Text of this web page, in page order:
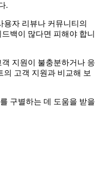
.
자 리뷰나 커뮤니티의
백이 많다면 피해야 합니
지원이 불충분하거나 응
고객 지원과 비교해 보
구별하는 데 도움을 받을